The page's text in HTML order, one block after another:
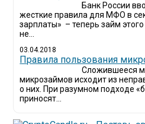
Банк России
жесткие правила для МФО в
зарплаты» – теперь займ
не...
03.04.2018
​Правила пользования
Сложившееся
микрозаймов исходит из
о них. При разумном подходе
приносят...